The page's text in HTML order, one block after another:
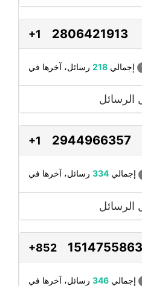
+1 2806421913
إجمالي 218
الرسائل
+1 2944966357
إجمالي 334
الرسائل
+852
إجمالي 346